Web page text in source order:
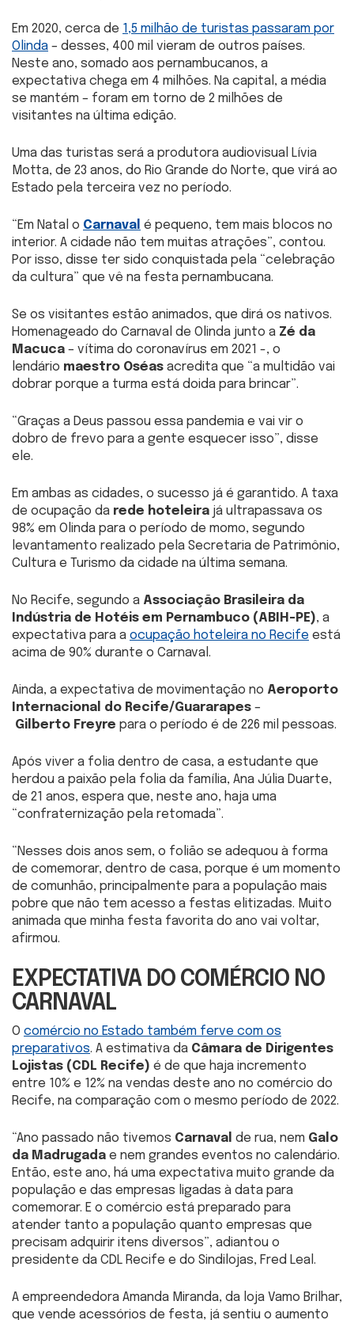
Em 2020, cerca de 1,5 milhão de turistas passaram por
Olinda – desses, 400 mil vieram de outros países.
Neste ano, somado aos pernambucanos, a
expectativa chega em 4 milhões. Na capital, a média
se mantém – foram em torno de 2 milhões de
visitantes na última edição.
Uma das turistas será a produtora audiovisual Lívia
Motta, de 23 anos, do Rio Grande do Norte, que virá ao
Estado pela terceira vez no período.
“Em Natal o Carnaval é pequeno, tem mais blocos no
interior. A cidade não tem muitas atrações”, contou.
Por isso, disse ter sido conquistada pela “celebração
da cultura” que vê na festa pernambucana.
Se os visitantes estão animados, que dirá os nativos.
Homenageado do Carnaval de Olinda junto a Zé da
Macuca – vítima do coronavírus em 2021 -, o
lendário maestro Oséas acredita que “a multidão vai
dobrar porque a turma está doida para brincar”.
“Graças a Deus passou essa pandemia e vai vir o
dobro de frevo para a gente esquecer isso”, disse
ele.
Em ambas as cidades, o sucesso já é garantido. A taxa
de ocupação da rede hoteleira já ultrapassava os
98% em Olinda para o período de momo, segundo
levantamento realizado pela Secretaria de Patrimônio,
Cultura e Turismo da cidade na última semana.
No Recife, segundo a Associação Brasileira da
Indústria de Hotéis em Pernambuco (ABIH-PE), a
expectativa para a ocupação hoteleira no Recife está
acima de 90% durante o Carnaval.
Ainda, a expectativa de movimentação no Aeroporto
Internacional do Recife/Guararapes –
Gilberto Freyre para o período é de 226 mil pessoas.
Após viver a folia dentro de casa, a estudante que
herdou a paixão pela folia da família, Ana Júlia Duarte,
de 21 anos, espera que, neste ano, haja uma
“confraternização pela retomada”.
“Nesses dois anos sem, o folião se adequou à forma
de comemorar, dentro de casa, porque é um momento
de comunhão, principalmente para a população mais
pobre que não tem acesso a festas elitizadas. Muito
animada que minha festa favorita do ano vai voltar,
afirmou.
EXPECTATIVA DO COMÉRCIO NO
CARNAVAL
O comércio no Estado também ferve com os
preparativos. A estimativa da Câmara de Dirigentes
Lojistas (CDL Recife) é de que haja incremento
entre 10% e 12% na vendas deste ano no comércio do
Recife, na comparação com o mesmo período de 2022.
“Ano passado não tivemos Carnaval de rua, nem Galo
da Madrugada e nem grandes eventos no calendário.
Então, este ano, há uma expectativa muito grande da
população e das empresas ligadas à data para
comemorar. E o comércio está preparado para
atender tanto a população quanto empresas que
precisam adquirir itens diversos”, adiantou o
presidente da CDL Recife e do Sindilojas, Fred Leal.
A empreendedora Amanda Miranda, da loja Vamo Brilhar,
que vende acessórios de festa, já sentiu o aumento